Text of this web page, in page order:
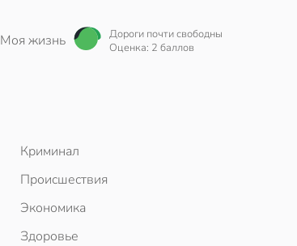
Моя жизнь
Дороги почти свободны
Оценка: 2 баллов
Криминал
Происшествия
Экономика
Здоровье